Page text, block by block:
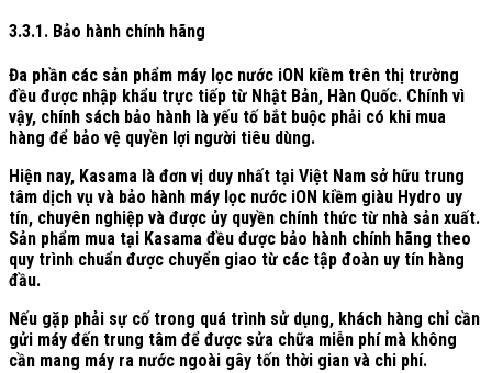
3.3.1. Bảo hành chính hãng
Đa phần các sản phẩm máy lọc nước iON kiềm trên thị trường
đều được nhập khẩu trực tiếp từ Nhật Bản, Hàn Quốc. Chính vì
vậy, chính sách bảo hành là yếu tố bắt buộc phải có khi mua
hàng để bảo vệ quyền lợi người tiêu dùng.
Hiện nay, Kasama là đơn vị duy nhất tại Việt Nam sở hữu trung
tâm dịch vụ và bảo hành máy lọc nước iON kiềm giàu Hydro uy
tín, chuyên nghiệp và được ủy quyền chính thức từ nhà sản xuất.
Sản phẩm mua tại Kasama đều được bảo hành chính hãng theo
quy trình chuẩn được chuyển giao từ các tập đoàn uy tín hàng
đầu.
Nếu gặp phải sự cố trong quá trình sử dụng, khách hàng chỉ cần
gửi máy đến trung tâm để được sửa chữa miễn phí mà không
cần mang máy ra nước ngoài gây tốn thời gian và chi phí.